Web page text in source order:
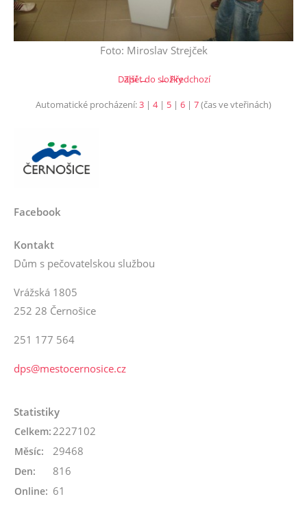
Foto: Miroslav Strejček
← Předchozí
Další →
Zpět do složky
Automatické procházení:3 | 4| 5 | 6 | 7(čas ve vteřinách)
Facebook
Kontakt
Dům s pečovatelskou službou
Vrážská 1805
252 28 Černošice
251 177 564
dps@mestocernosice.cz
Statistiky
Online: 61
Celkem: 2227102
Měsíc: 29468
Den: 816